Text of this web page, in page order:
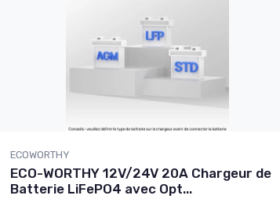
ECOWORTHY
ECO-WORTHY 12V/24V 20A Chargeur de
Batterie LiFePO4 avec Opt...